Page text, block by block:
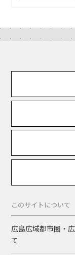
このサイトについて
広島広域都市圏・
て